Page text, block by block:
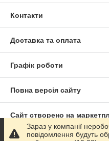
Контакти
Доставка та оплата
Графік роботи
Повна версія сайту
Сайт створено на
Зараз у компанії
повідомлення будуть